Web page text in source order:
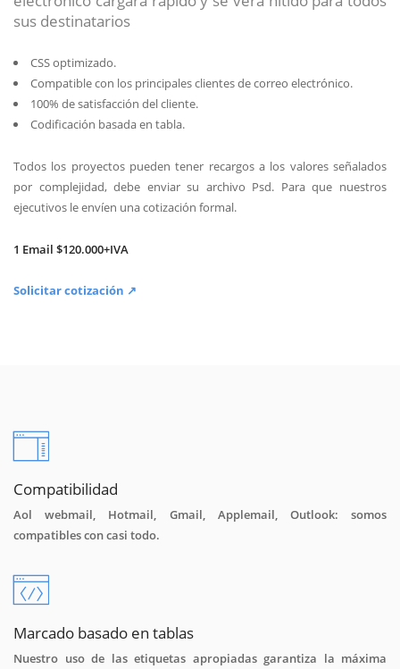
sus destinatarios
CSS optimizado.
Compatible con los principales clientes de correo electrónico.
100% de satisfacción del cliente.
Codificación basada en tabla.
Todos los proyectos pueden tener recargos a los valores señalados
por complejidad, debe enviar su archivo Psd. Para que nuestros
ejecutivos le envíen una cotización formal.
1 Email $120.000+IVA
Solicitar cotización ↗
Compatibilidad
Aol webmail, Hotmail, Gmail, Applemail, Outlook: somos
compatibles con casi todo.
Marcado basado en tablas
Nuestro uso de las etiquetas apropiadas garantiza la máxima